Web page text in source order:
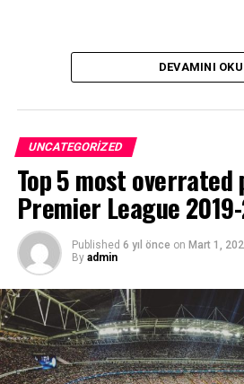
DEVAMINI OKU
UNCATEGORIZED
Top 5 most
Premier League
Published 6 yıl önce on Mart 1,
By admin